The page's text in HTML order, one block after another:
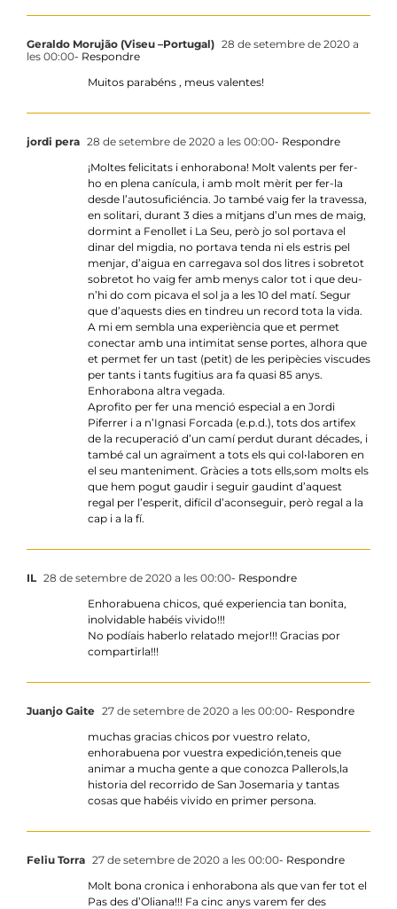
Geraldo Morujão (Viseu –Portugal) 28 de setembre de 2020 a
les 00:00- Respondre
Muitos parabéns , meus valentes!
jordi pera 28 de setembre de 2020 a les 00:00- Respondre
¡Moltes felicitats i enhorabona! Molt valents per fer-
ho en plena canícula, i amb molt mèrit per fer-la
desde l’autosuficiéncia. Jo també vaig fer la travessa,
en solitari, durant 3 dies a mitjans d’un mes de maig,
dormint a Fenollet i La Seu, però jo sol portava el
dinar del migdia, no portava tenda ni els estris pel
menjar, d’aigua en carregava sol dos litres i sobretot
sobretot ho vaig fer amb menys calor tot i que deu-
n’hi do com picava el sol ja a les 10 del matí. Segur
que d’aquests dies en tindreu un record tota la vida.
A mi em sembla una experiència que et permet
conectar amb una intimitat sense portes, alhora que
et permet fer un tast (petit) de les peripècies viscudes
per tants i tants fugitius ara fa quasi 85 anys.
Enhorabona altra vegada.
Aprofito per fer una menció especial a en Jordi
Piferrer i a n’Ignasi Forcada (e.p.d.), tots dos artifex
de la recuperació d’un camí perdut durant décades, i
també cal un agraïment a tots els qui col•laboren en
el seu manteniment. Gràcies a tots ells,som molts els
que hem pogut gaudir i seguir gaudint d’aquest
regal per l’esperit, difícil d’aconseguir, però regal a la
cap i a la fí.
IL 28 de setembre de 2020 a les 00:00- Respondre
Enhorabuena chicos, qué experiencia tan bonita,
inolvidable habéis vivido!!!
No podíais haberlo relatado mejor!!! Gracias por
compartirla!!!
Juanjo Gaite 27 de setembre de 2020 a les 00:00- Respondre
muchas gracias chicos por vuestro relato,
enhorabuena por vuestra expedición,teneis que
animar a mucha gente a que conozca Pallerols,la
historia del recorrido de San Josemaria y tantas
cosas que habéis vivido en primer persona.
Feliu Torra 27 de setembre de 2020 a les 00:00- Respondre
Molt bona cronica i enhorabona als que van fer tot el
Pas des d’Oliana!!! Fa cinc anys varem fer des